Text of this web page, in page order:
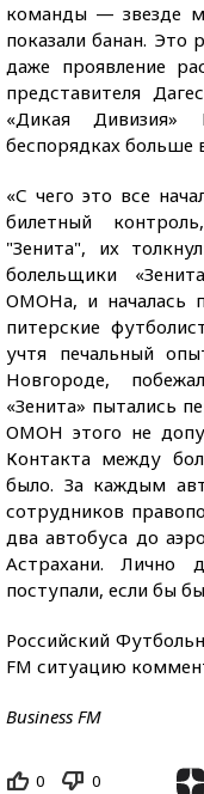
команды — звезде
показали банан. Это
даже проявление
представителя
«Дикая Дивизия»
беспорядках больше
«С чего это все
билетный
"Зенита", их
болельщики
ОМОНа, и началась
питерские
учтя печальный
Новгороде,
«Зенита» пытались
ОМОН этого не
Контакта между
было. За каждым
сотрудников
два автобуса до
Астрахани.
поступали, если бы
Российский
FM ситуацию
Business FM
0 0